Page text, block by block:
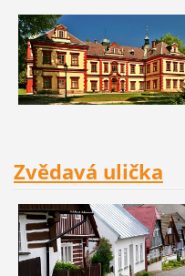
Zvědavá ulička